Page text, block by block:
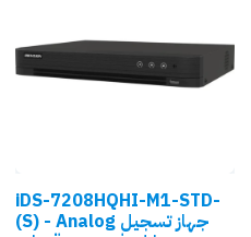
iDS-7208HQHI-M1-STD-
(S) - Analog جهاز تسجيل